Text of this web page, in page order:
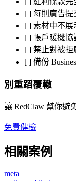
[ ] 每則廣告
[ ] 素材中不展
[ ] 帳戶暖機協
[ ] 禁止對被拒
[ ] 備份
別重蹈覆轍
讓 RedClaw 幫你避
免費健檢
相關案例
meta